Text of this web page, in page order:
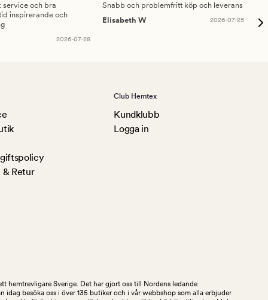
service och bra
inspirerande och
2026-07-28
Snabb och problemfritt köp och leverans
Elisabeth W
2026-07-25
Retur
Club Hemtex
Kundklubb
Logga in
hemtrevligare Sverige. Det har gjort oss till Nordens ledande
idag besöka oss i över 135 butiker och i vår webbshop som alla erbjuder